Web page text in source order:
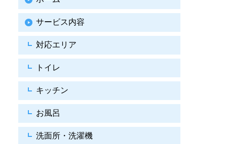
サービス内容
対応エリア
トイレ
キッチン
お風呂
洗面所・洗濯機